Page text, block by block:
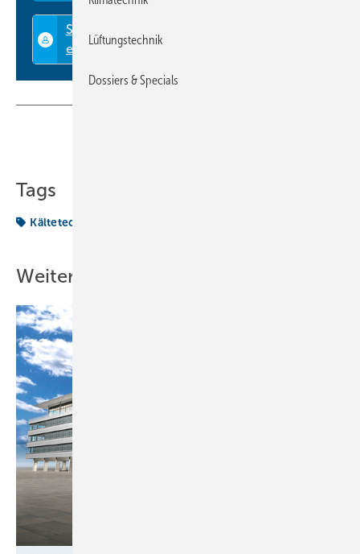
Tags
Kältetechnik
Weitere Inhalte
Lüftungstechnik
Dossiers & Specials